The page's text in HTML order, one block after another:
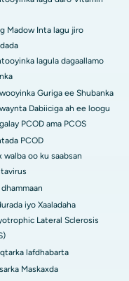
Madow Inta lagu jiro
lagula dagaallamo
Guriga ee Shubanka
Dabiiciga ah ee loogu
PCOD ama PCOS
PCOD
walba oo ku saabsan
iyo Xaaladaha
Lateral Sclerosis
lafdhabarta
Maskaxda